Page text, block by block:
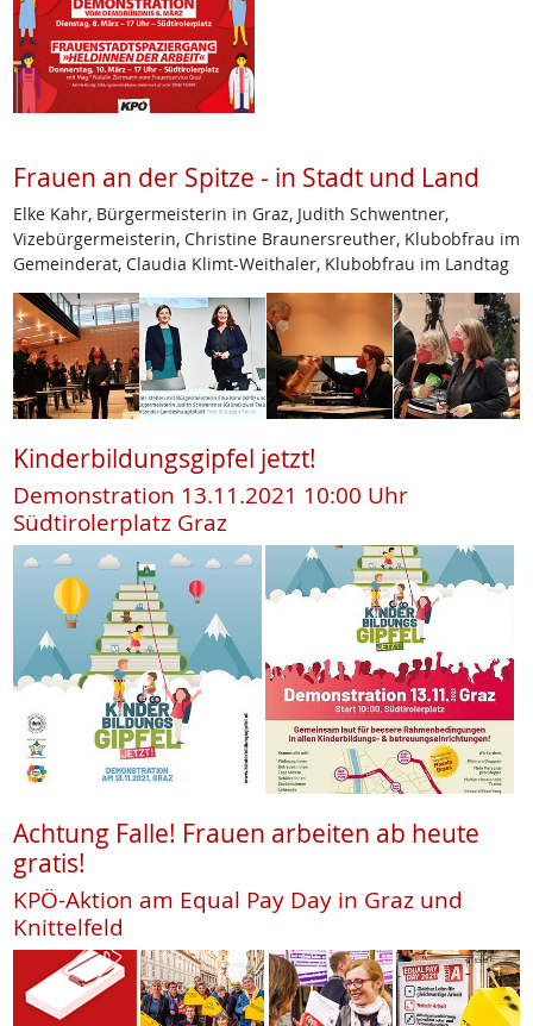
Frauen an der Spitze - in Stadt und Land
Elke Kahr, Bürgermeisterin in Graz, Judith Schwentner,
Vizebürgermeisterin, Christine Braunersreuther, Klubobfrau im
Gemeinderat, Claudia Klimt-Weithaler, Klubobfrau im Landtag
Kinderbildungsgipfel jetzt!
Demonstration 13.11.2021 10:00 Uhr
Südtirolerplatz Graz
Achtung Falle! Frauen arbeiten ab heute
gratis!
KPÖ-Aktion am Equal Pay Day in Graz und
Knittelfeld